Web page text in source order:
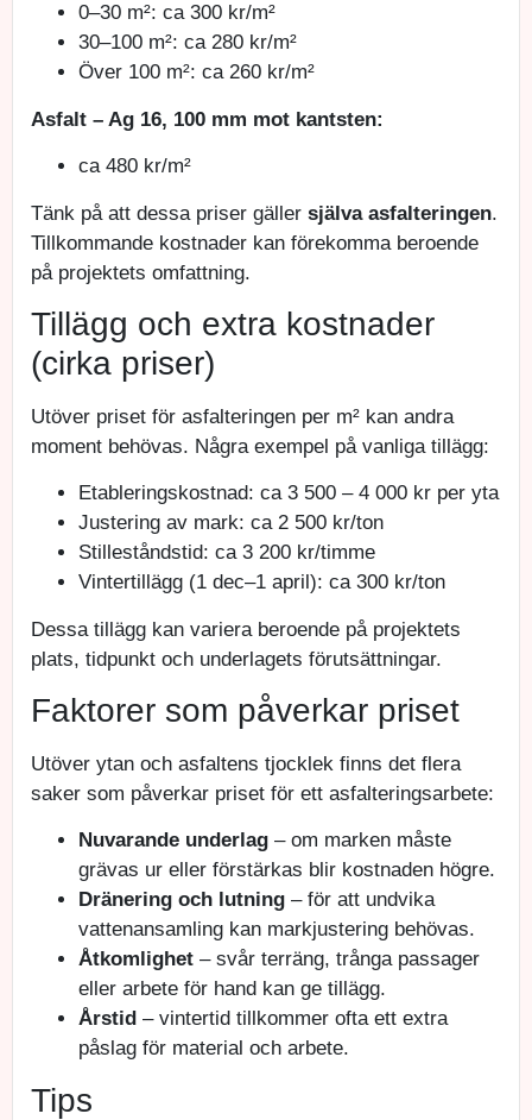
0–30 m²: ca 300 kr/m²
30–100 m²: ca 280 kr/m²
Över 100 m²: ca 260 kr/m²
Asfalt – Ag 16, 100 mm mot kantsten:
ca 480 kr/m²
Tänk på att dessa priser gäller själva asfalteringen.
Tillkommande kostnader kan förekomma beroende
på projektets omfattning.
Tillägg och extra kostnader
(cirka priser)
Utöver priset för asfalteringen per m² kan andra
moment behövas. Några exempel på vanliga tillägg:
Etableringskostnad: ca 3 500 – 4 000 kr per yta
Justering av mark: ca 2 500 kr/ton
Stilleståndstid: ca 3 200 kr/timme
Vintertillägg (1 dec–1 april): ca 300 kr/ton
Dessa tillägg kan variera beroende på projektets
plats, tidpunkt och underlagets förutsättningar.
Faktorer som påverkar priset
Utöver ytan och asfaltens tjocklek finns det flera
saker som påverkar priset för ett asfalteringsarbete:
Nuvarande underlag – om marken måste
grävas ur eller förstärkas blir kostnaden högre.
Dränering och lutning – för att undvika
vattenansamling kan markjustering behövas.
Åtkomlighet – svår terräng, trånga passager
eller arbete för hand kan ge tillägg.
Årstid – vintertid tillkommer ofta ett extra
påslag för material och arbete.
Tips